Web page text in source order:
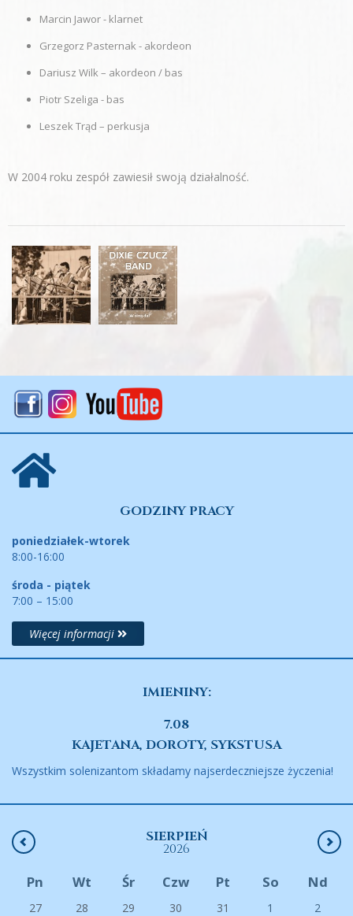
GODZINY PRACY
poniedziałek-wtorek
8:00-16:00
środa - piątek
7:00 – 15:00
Więcej informacji
IMIENINY:
7.08
KAJETANA, DOROTY, SYKSTUSA
Wszystkim solenizantom składamy najserdeczniejsze życzenia!
SIERPIEŃ
2026
Pn Wt Śr Czw Pt So Nd
27 28 29 30 31 1
2
Marcin Jawor - klarnet
Grzegorz Pasternak - akordeon
Dariusz Wilk – akordeon / bas
Piotr Szeliga - bas
Leszek Trąd – perkusja
W 2004 roku zespół zawiesił swoją działalność.